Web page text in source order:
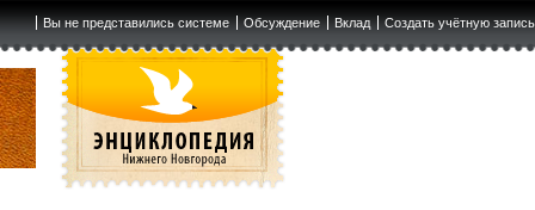
Вы не представились системе Обсуждение Вклад Создать учётную запись